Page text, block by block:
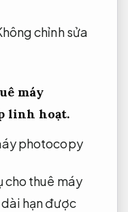
chỉnh sửa
máy
linh hoạt.
cho thuê máy
hạn được